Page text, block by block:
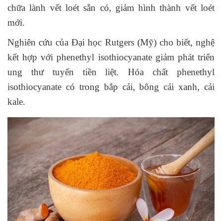
chữa lành vết loét sẵn có, giảm hình thành vết loét
mới.
Nghiên cứu của Đại học Rutgers (Mỹ) cho biết, nghệ
kết hợp với phenethyl isothiocyanate giảm phát triển
ung thư tuyến tiền liệt. Hóa chất phenethyl
isothiocyanate có trong bắp cải, bông cải xanh, cải
kale.